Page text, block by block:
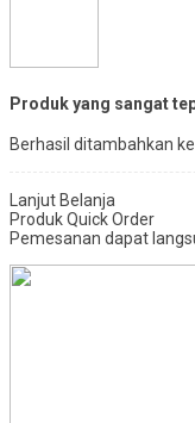
Produk yang sangat
Berhasil ditambahkan
Lanjut Belanja
Produk Quick Order
Pemesanan dapat